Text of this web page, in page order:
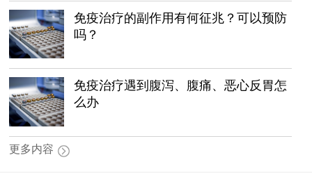
免疫治疗的副作用有何征兆？可以预防
吗？
免疫治疗遇到腹泻、腹痛、恶心反胃怎
么办
更多内容